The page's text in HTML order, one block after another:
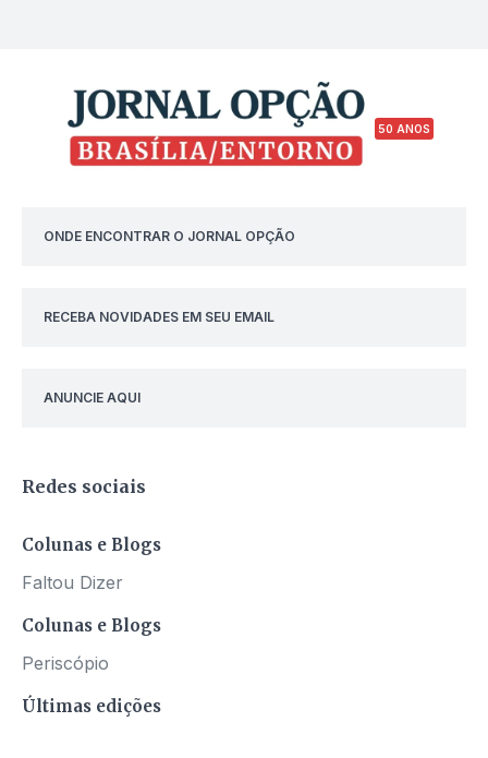
50 ANOS
ONDE ENCONTRAR O JORNAL OPÇÃO
RECEBA NOVIDADES EM SEU EMAIL
ANUNCIE AQUI
Redes sociais
Colunas e Blogs
Faltou Dizer
Colunas e Blogs
Periscópio
Últimas edições